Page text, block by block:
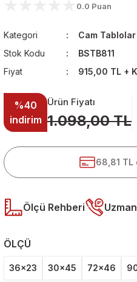
0.0 Puan
Kategori Cam Tablolar
Stok Kodu
BSTB811
Fiyat
915,00 TL +
%40
indirim
Ürün Fiyatı
1.098,00 TL
68,81
Ölçü Rehberi
ÖLÇÜ
36x23 30x45 72x46